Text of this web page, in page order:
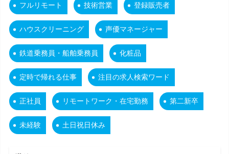
フルリモート 技術営業 登録販売者
ハウスクリーニング 声優マネージャー
鉄道乗務員・船舶乗務員 化粧品
定時で帰れる仕事 注目の求人検索ワード
正社員 リモートワーク・在宅勤務 第二新卒
未経験 土日祝日休み